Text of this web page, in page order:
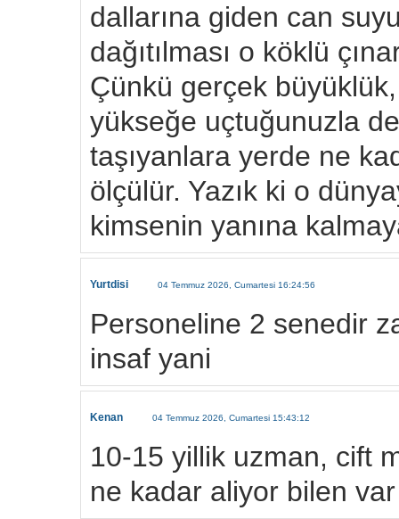
dallarına giden can
dağıtılması o köklü
Çünkü gerçek
yükseğe uçtuğunuzla
taşıyanlara yerde ne
ölçülür. Yazık ki o
kimsenin yanına
Yurtdisi 04 Temmuz 2026, Cumartesi 16:24:56
Personeline 2 senedir
insaf yani
Kenan 04 Temmuz 2026, Cumartesi 15:43:12
10-15 yillik uzman, cift
ne kadar aliyor bilen